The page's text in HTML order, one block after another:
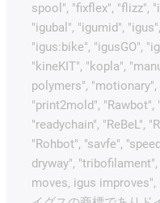
spool", "fixflex", "flizz",
"igubal", "igumid",
"igus:bike", "igusGO",
"kineKIT", "kopla",
polymers",
"print2mold", "Rawbot",
"readychain", "ReBeL",
"Rohbot", "savfe",
dryway",
moves, igus improves",